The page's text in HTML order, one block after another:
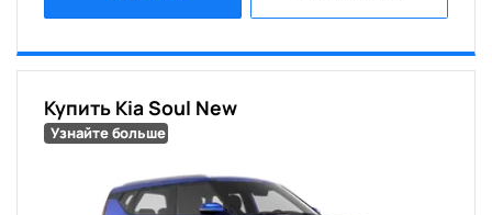
Купить Kia Soul New
Узнайте больше